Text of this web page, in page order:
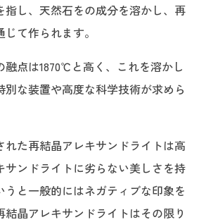
指し、天然石をの成分を溶かし、再
て作られます。
融点は1870℃と高く、これを溶かし
別な装置や高度な科学技術が求めら
れた再結晶アレキサンドライトは高
サンドライトに劣らない美しさを持
うと一般的にはネガティブな印象を
晶アレキサンドライトはその限り